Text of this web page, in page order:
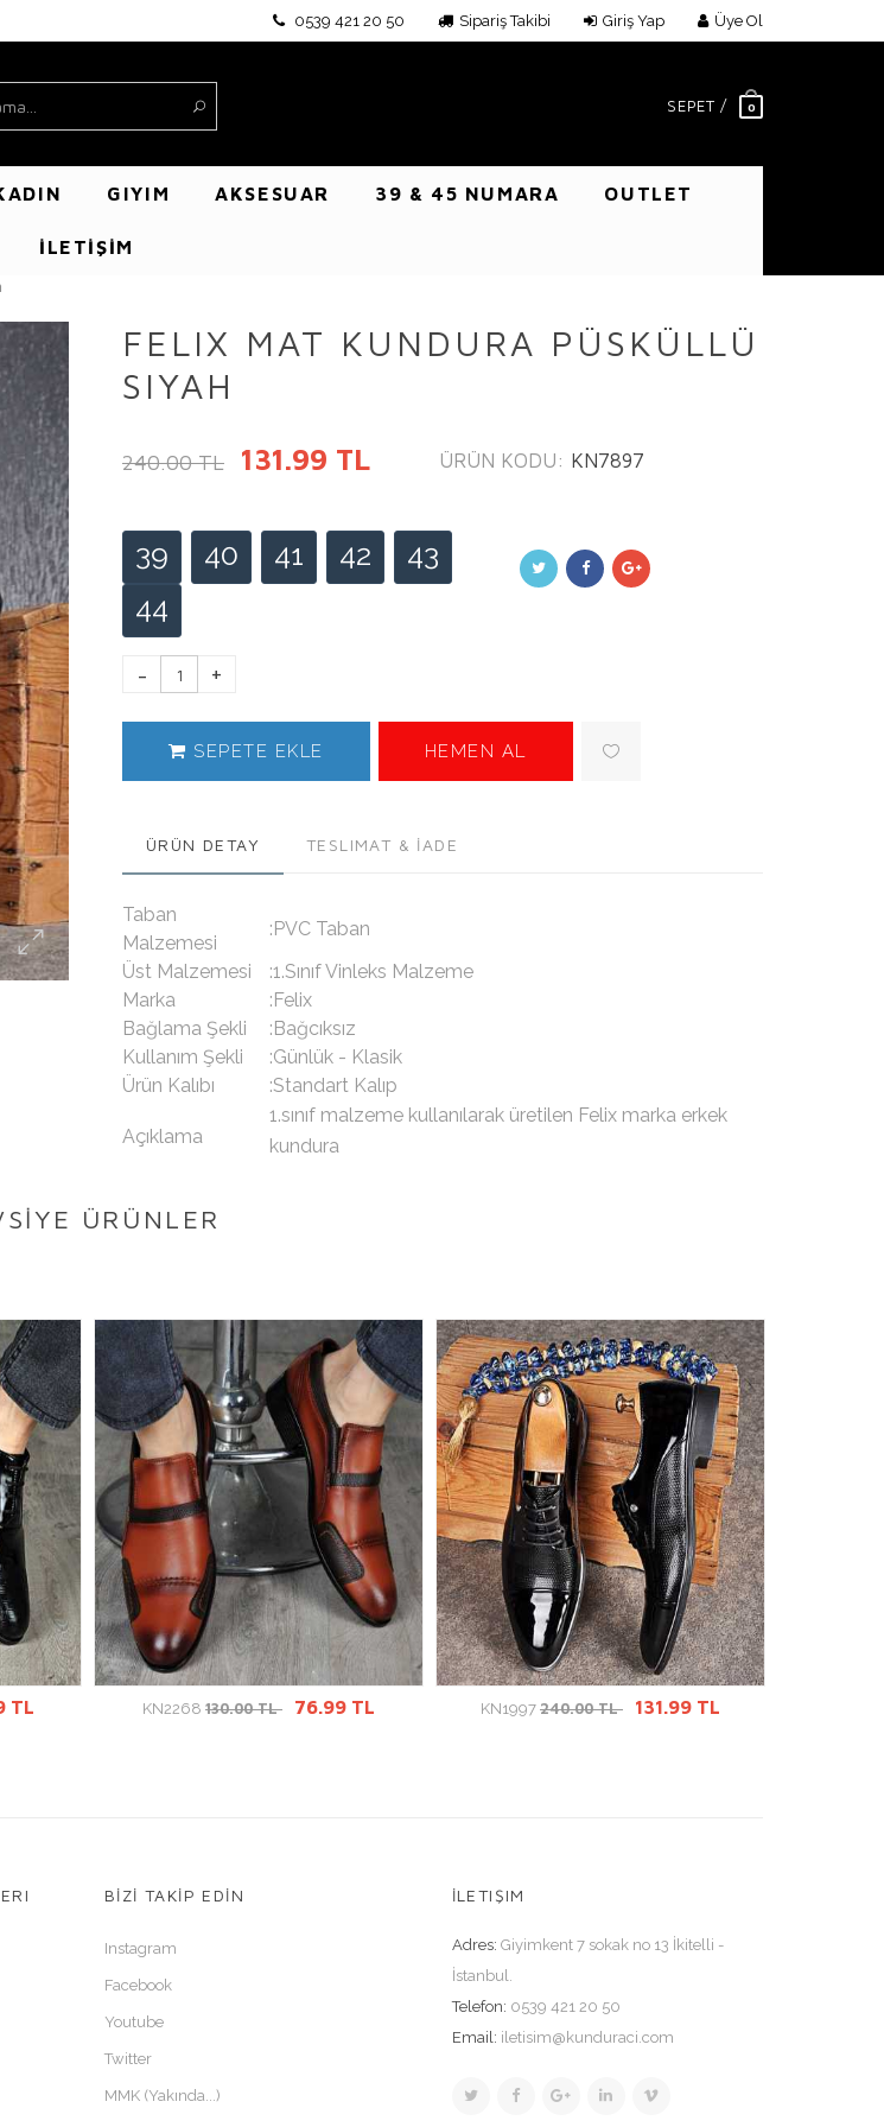
0539 421 20 50 Sipariş Takibi Giriş Yap Üye Ol
0
SEPET /
GIYIM AKSESUAR 39 & 45 NUMARA OUTLET
İLETİŞİM
FELIX MAT KUNDURA PÜSKÜLLÜ
SIYAH
240.00 TL 131.99 TL ÜRÜN KODU: KN7897
39 40 41 42
43
44
SEPETE EKLE HEMEN AL
ÜRÜN DETAY TESLIMAT & İADE
Taban
Malzemesi
:PVC Taban
Üst Malzemesi
:1.Sınıf Vinleks Malzeme
Marka
:Felix
Bağlama Şekli
:Bağcıksız
Kullanım Şekli
:Günlük - Klasik
Ürün Kalıbı
:Standart Kalıp
Açıklama
1.sınıf malzeme kullanılarak üretilen Felix marka erkek
kundura
ÜRÜNLER
TL ÜRÜN DETAYINA GİT
KN2268 130.00 TL 76.99 TL ÜRÜN DETAYINA GİT
KN1997 240.00 TL 131.99 TL
BİZİ TAKİP EDİN
Instagram
Facebook
Youtube
Twitter
MMK (Yakında...)
İLETIŞIM
Adres: Giyimkent 7 sokak no 13 İkitelli -
İstanbul.
Telefon: 0539 421 20 50
Email: iletisim@kunduraci.com